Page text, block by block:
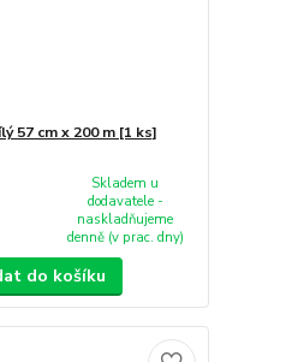
57 cm x 200 m [1 ks]
Skladem u
dodavatele -
naskladňujeme
denně (v prac. dny)
do košíku